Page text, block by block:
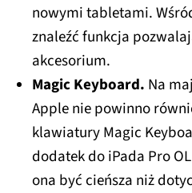
nowymi tabletami.
znaleźć funkcja
akcesorium.
Magic Keyboard. Na
Apple nie powinno
klawiatury Magic
dodatek do iPada Pro
ona być cieńsza niż